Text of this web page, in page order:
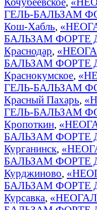
ГЕЛЬ-БАЛЬЗАМ
Кош-Хабль,
БАЛЬЗАМ ФОРТЕ
Краснодар,
БАЛЬЗАМ ФОРТЕ
Краснокумское,
ГЕЛЬ-БАЛЬЗАМ
Красный Пахарь,
ГЕЛЬ-БАЛЬЗАМ
Кропоткин,
БАЛЬЗАМ ФОРТЕ
Курганинск,
БАЛЬЗАМ ФОРТЕ
Курджиново,
БАЛЬЗАМ ФОРТЕ
Курсавка,